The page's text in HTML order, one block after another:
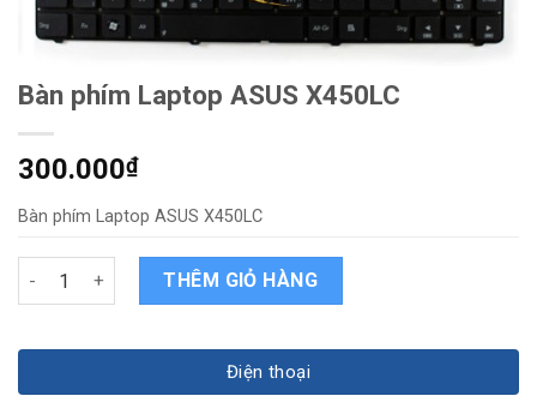
Bàn phím Laptop ASUS X450LC
300.000₫
Bàn phím Laptop ASUS X450LC
Bàn phím Laptop ASUS X450LC quantity
THÊM GIỎ HÀNG
Điện thoại